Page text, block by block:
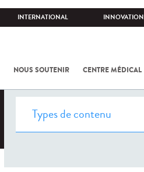
INTERNATIONAL INNOVATION
NOUS SOUTENIR CENTRE MÉDICAL